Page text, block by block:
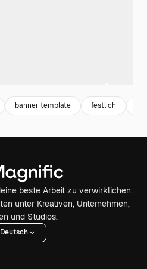
banner template festlich
beste Arbeit zu verwirklichen.
unter Kreativen, Unternehmen,
und Studios.
Deutsch